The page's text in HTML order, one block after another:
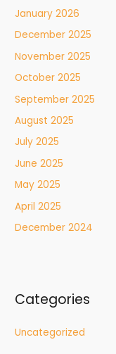
January 2026
December 2025
November 2025
October 2025
September 2025
August 2025
July 2025
June 2025
May 2025
April 2025
December 2024
Categories
Uncategorized